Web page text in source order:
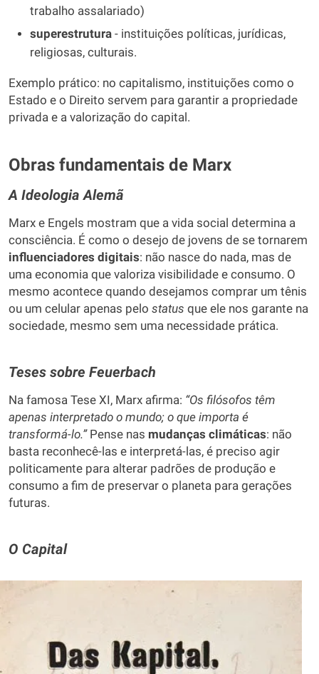
trabalho assalariado)
superestrutura - instituições políticas, jurídicas,
religiosas, culturais.
Exemplo prático: no capitalismo, instituições como o
Estado e o Direito servem para garantir a propriedade
privada e a valorização do capital.
Obras fundamentais de Marx
A Ideologia Alemã
Marx e Engels mostram que a vida social determina a
consciência. É como o desejo de jovens de se tornarem
influenciadores digitais: não nasce do nada, mas de
uma economia que valoriza visibilidade e consumo. O
mesmo acontece quando desejamos comprar um tênis
ou um celular apenas pelo status que ele nos garante na
sociedade, mesmo sem uma necessidade prática.
Teses sobre Feuerbach
Na famosa Tese XI, Marx afirma: “Os filósofos têm
apenas interpretado o mundo; o que importa é
transformá-lo.”Pense nas mudanças climáticas: não
basta reconhecê-las e interpretá-las, é preciso agir
politicamente para alterar padrões de produção e
consumo a fim de preservar o planeta para gerações
futuras.
O Capital